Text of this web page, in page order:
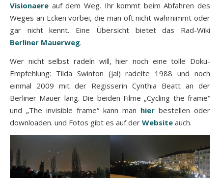
Visionaere auf dem Weg. Ihr kommt beim Abfahren des
Weges an Ecken vorbei, die man oft nicht wahrnimmt oder
gar nicht kennt. Eine Übersicht bietet das Rad-Wiki
Berliner Mauerweg.
Wer nicht selbst radeln will, hier noch eine tolle Doku-
Empfehlung: Tilda Swinton (ja!) radelte 1988 und noch
einmal 2009 mit der Regisserin Cynthia Beatt an der
Berliner Mauer lang. Die beiden Filme „Cycling the frame“
und „The invisible frame“ kann man hier bestellen oder
downloaden. und Fotos gibt es auf der Website auch.